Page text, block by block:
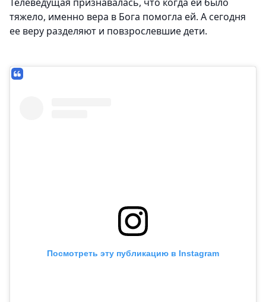
тяжело, именно вера в Бога помогла ей. А сегодня
ее веру разделяют и повзрослевшие дети.
Посмотреть эту публикацию в Instagram